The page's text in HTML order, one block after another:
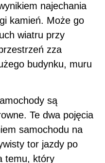
najechania
kamień. Może go
wiatru przy
zza
budynku, muru
są
Te dwa pojęcia
samochodu na
tor jazdy po
temu, który